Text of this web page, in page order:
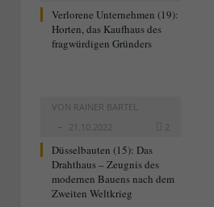
Verlorene Unternehmen (19):
Horten, das Kaufhaus des
fragwürdigen Gründers
VON RAINER BARTEL
21.10.2022
2
Düsselbauten (15): Das
Drahthaus – Zeugnis des
modernen Bauens nach dem
Zweiten Weltkrieg